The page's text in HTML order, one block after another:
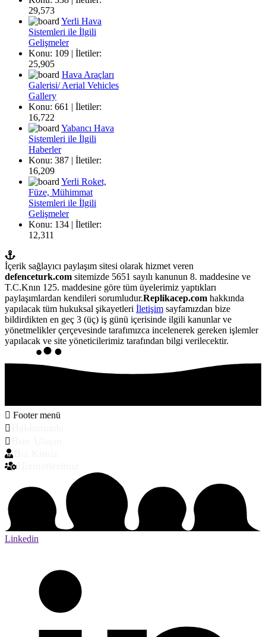
29,573
Yerli Hava
Sistemleri ile İlgili
Gelişmeler
Konu: 109 | İletiler:
25,905
Hava Araçları
Galerisi/ Aerial Vehicles
Gallery
Konu: 661 | İletiler:
16,722
Yabancı Hava
Sistemleri ile İlgili
Haberler
Konu: 387 | İletiler:
16,209
Yerli Roket,
Füze, Mühimmat
Sistemleri ile İlgili
Gelişmeler
Konu: 134 | İletiler:
12,311
İçerik sağlayıcı paylaşım sitesi olarak hizmet veren
defenceturk.com sitemizde 5651 sayılı kanunun 8. maddesine ve
T.C.Knın 125. maddesine göre tüm üyelerimiz yaptıkları
paylaşımlardan kendileri sorumludur.Replikacep.com hakkında
yapılacak tüm hukuksal şikayetleri İletişim sayfamızdan bize
bildirdikten en geç 3 (üç) iş günü içerisinde ilgili kanunlar ve
yönetmelikler çerçevesinde tarafımızca incelenerek gereken işlemler
yapılacak ve site yöneticilerimiz tarafından bilgi verilecektir.
Footer menü
Linkedin